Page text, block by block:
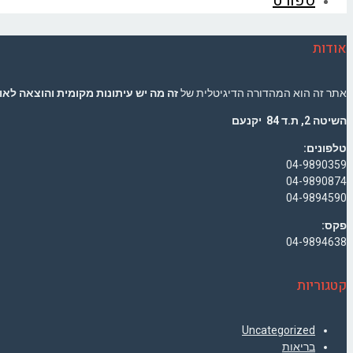
אודות
אתר זה הוא המהדורה הדיגיטלית שלזה מה יש עיתונות מקומית והוצאה
השיטה 2, ת.ד 84 יקנעם
טלפונים:
04-9890359
04-9890874
04-9894590
פקס:
04-9894638
קטגוריות
Uncategorized
בריאות